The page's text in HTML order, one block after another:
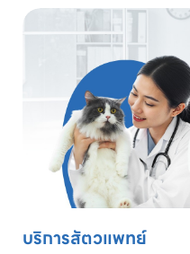
บริการสัตวแพทย์